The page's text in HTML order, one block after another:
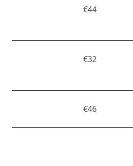
€44
€32
€46